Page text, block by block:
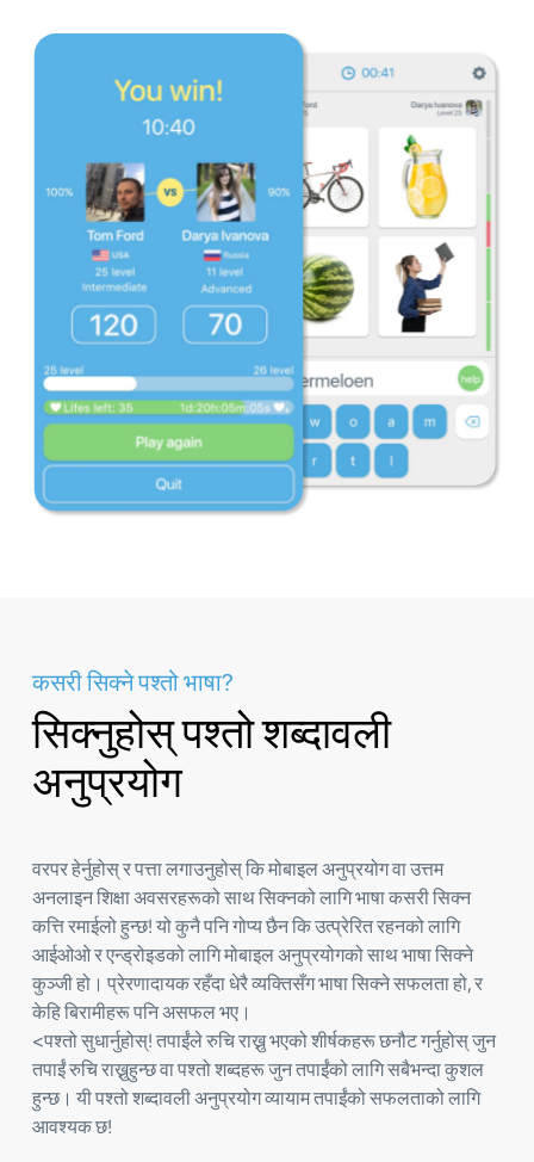
कसरी सिक्ने पश्तो भाषा?
सिक्नुहोस् पश्तो शब्दावली
अनुप्रयोग
वरपर हेर्नुहोस् र पत्ता लगाउनुहोस् कि मोबाइल अनुप्रयोग वा उत्तम
अनलाइन शिक्षा अवसरहरूको साथ सिक्नको लागि भाषा कसरी सिक्न
कत्ति रमाईलो हुन्छ! यो कुनै पनि गोप्य छैन कि उत्प्रेरित रहनको लागि
आईओओ र एन्ड्रोइडको लागि मोबाइल अनुप्रयोगको साथ भाषा सिक्ने
कुञ्जी हो। प्रेरणादायक रहँदा धेरै व्यक्तिसँग भाषा सिक्ने सफलता हो, र
केहि बिरामीहरू पनि असफल भए।
<पश्तो सुधार्नुहोस्! तपाईंले रुचि राख्नु भएको शीर्षकहरू छनौट गर्नुहोस् जुन
तपाईं रुचि राख्नुहुन्छ वा पश्तो शब्दहरू जुन तपाईंको लागि सबैभन्दा कुशल
हुन्छ। यी पश्तो शब्दावली अनुप्रयोग व्यायाम तपाईंको सफलताको लागि
आवश्यक छ!